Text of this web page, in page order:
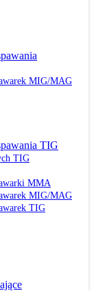
MIG/MAG
TIG
TIG
MMA
MIG/MAG
TIG